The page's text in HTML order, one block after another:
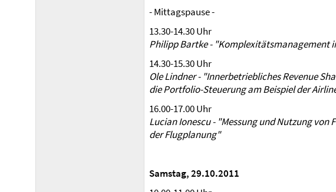
- Mittagspause -
13.30-14.30 Uhr
Philipp Bartke - "Komplexitätsmanagement
14.30-15.30 Uhr
Ole Lindner - "Innerbetriebliches Revenue
die Portfolio-Steuerung am Beispiel der
16.00-17.00 Uhr
Lucian Ionescu - "Messung und Nutzung
der Flugplanung"
Samstag, 29.10.2011